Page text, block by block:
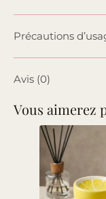
Précautions
Avis (0)
Vous aimerez